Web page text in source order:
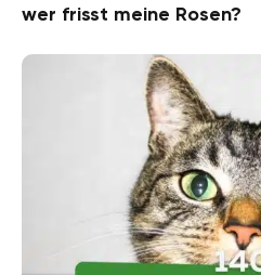
wer frisst meine Rosen?